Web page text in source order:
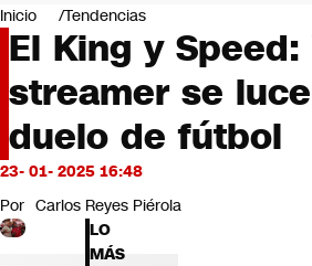
Negocios
Deportes
Programas completos
Cultura
Servicios
Bits
CNN tiempo
Futuro 360
Opinión
Inicio Tendencias
El King y
streamer se
duelo de fútbol
23- 01- 2025 16:48
Por Carlos Reyes Piérola
LO
MÁS